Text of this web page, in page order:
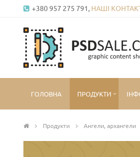
+380 957 275 791, НАШІ
ГОЛОВНА ПРОДУКТИ
Продукти Ангели, архангели